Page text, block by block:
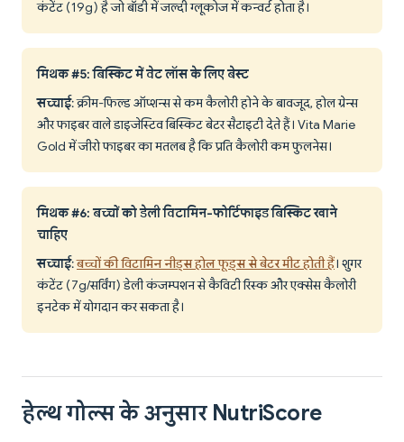
कंटेंट (19g) है जो बॉडी में जल्दी ग्लूकोज में कन्वर्ट होता है।
मिथक #5: बिस्किट में वेट लॉस के लिए बेस्ट
सच्चाई: क्रीम-फिल्ड ऑप्शन्स से कम कैलोरी होने के बावजूद, होल ग्रेन्स
और फाइबर वाले डाइजेस्टिव बिस्किट बेटर सैटाइटी देते हैं। Vita Marie
Gold में जीरो फाइबर का मतलब है कि प्रति कैलोरी कम फुलनेस।
मिथक #6: बच्चों को डेली विटामिन-फोर्टिफाइड बिस्किट खाने
चाहिए
सच्चाई:बच्चों की विटामिन नीड्स होल फूड्स से बेटर मीट होती हैं। शुगर
कंटेंट (7g/सर्विंग) डेली कंजम्पशन से कैविटी रिस्क और एक्सेस कैलोरी
इनटेक में योगदान कर सकता है।
हेल्थ गोल्स के अनुसार NutriScore